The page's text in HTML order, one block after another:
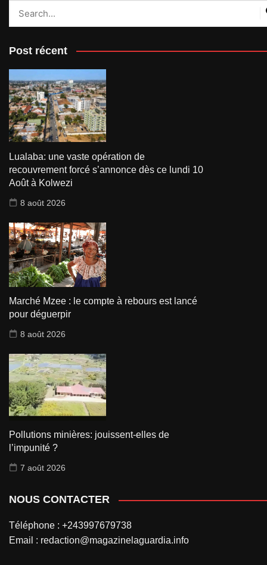
Post récent
Lualaba: une vaste opération de
recouvrement forcé s’annonce dès ce lundi 10
Août à Kolwezi
8 août 2026
Marché Mzee : le compte à rebours est lancé
pour déguerpir
8 août 2026
Pollutions minières: jouissent-elles de
l’impunité ?
7 août 2026
NOUS CONTACTER
Téléphone : +243997679738
Email : redaction@magazinelaguardia.info